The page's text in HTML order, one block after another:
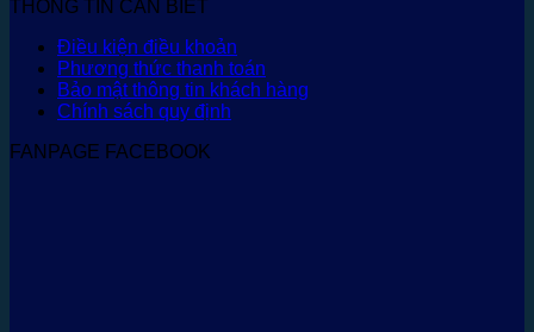
THÔNG TIN CẦN BIẾT
Điều kiện điều khoản
Phương thức thanh toán
Bảo mật thông tin khách hàng
Chính sách quy định
FANPAGE FACEBOOK